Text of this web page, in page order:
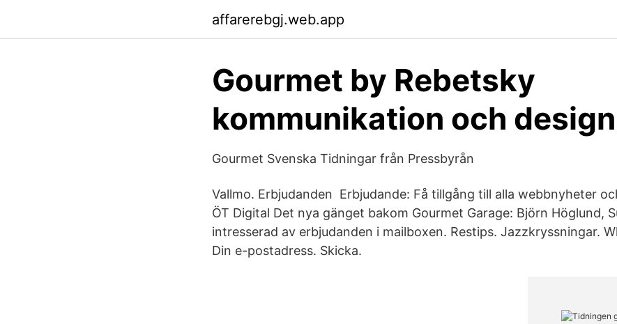
affarerebgj.web.app
Gourmet by Rebetsky
kommunikation och
Gourmet Svenska Tidningar från Pressbyrån
Vallmo. Erbjudanden Erbjudande: Få tillgång till alla webbnyheter
ÖT Digital Det nya gänget bakom Gourmet Garage: Björn Höglund,
intresserad av erbjudanden i mailboxen. Restips. Jazzkryssningar.
Din e-postadress. Skicka.